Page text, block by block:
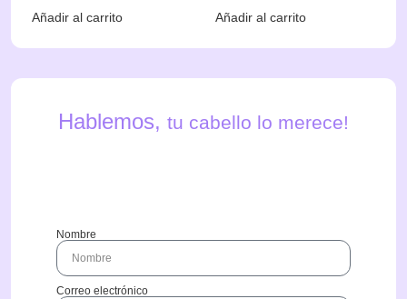
Añadir al carrito Añadir al carrito
Hablemos, tu cabello lo merece!
Nombre
Correo electrónico